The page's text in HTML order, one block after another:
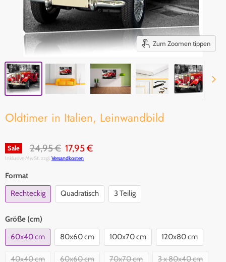
Zum Zoomen tippen
Oldtimer in Italien, Leinwandbild
Sale Original Preis
24,95 € Aktueller Preis
17,95 €
Inklusive MwSt. zzgl.Versandkosten
Format
Rechteckig
Quadratisch 3 Teilig
Größe (cm)
60x40 cm
80x60 cm 100x70 cm 120x80 cm
40x40 cm 60x60 cm 70x70 cm 3 x 80x40 cm